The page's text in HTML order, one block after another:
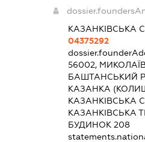
КАЗАНКІВСЬКА
04375292
56002,
БАШТАНСЬКИЙ
КАЗАНКА
КАЗАНКІВСЬКА
КАЗАНКІВСЬКА
БУДИНОК 208